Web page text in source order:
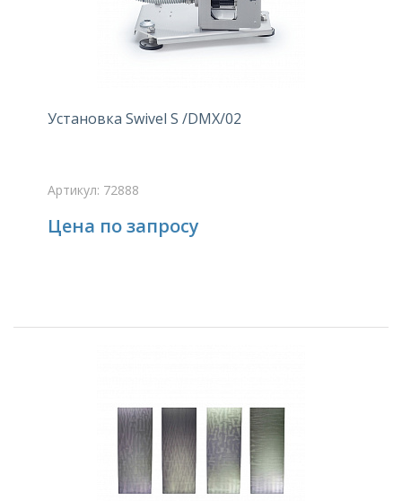
Установка Swivel S /DMX/02
Артикул: 72888
Цена по запросу